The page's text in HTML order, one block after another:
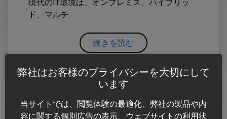
現代のIT環境は、オンプレミス、ハイブリッ
ド、マルチ
続きを読む
弊社はお客様のプライバシーを大切にして
います
当サイトでは、閲覧体験の最適化、弊社の製品や内
容に関する個別広告の表示、ウェブサイトの利用状